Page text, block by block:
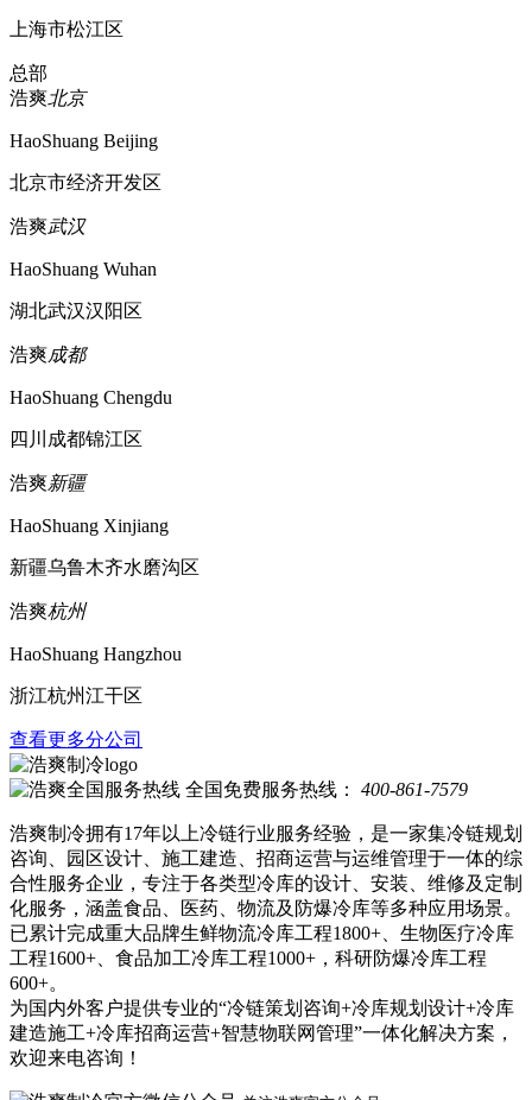
上海市松江区
总部
浩爽北京
HaoShuang Beijing
北京市经济开发区
浩爽武汉
HaoShuang Wuhan
湖北武汉汉阳区
浩爽成都
HaoShuang Chengdu
四川成都锦江区
浩爽新疆
HaoShuang Xinjiang
新疆乌鲁木齐水磨沟区
浩爽杭州
HaoShuang Hangzhou
浙江杭州江干区
查看更多分公司
全国免费服务热线： 400-861-7579
浩爽制冷拥有17年以上冷链行业服务经验，是一家集冷链规划
咨询、园区设计、施工建造、招商运营与运维管理于一体的综
合性服务企业，专注于各类型冷库的设计、安装、维修及定制
化服务，涵盖食品、医药、物流及防爆冷库等多种应用场景。
已累计完成重大品牌生鲜物流冷库工程1800+、生物医疗冷库
工程1600+、食品加工冷库工程1000+，科研防爆冷库工程
600+。
为国内外客户提供专业的“冷链策划咨询+冷库规划设计+冷库
建造施工+冷库招商运营+智慧物联网管理”一体化解决方案，
欢迎来电咨询！